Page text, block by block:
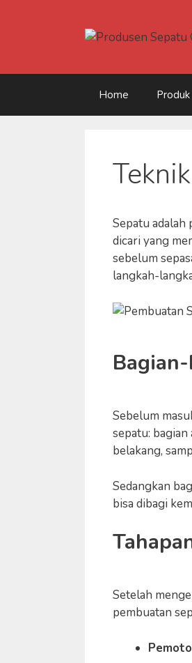
Home Produk
Sepatu
dicari yang
sebelum
langkah-
Sebelum
sepatu: bagian
belakang,
Sedangkan
bisa dibagi
Setelah
pembuatan